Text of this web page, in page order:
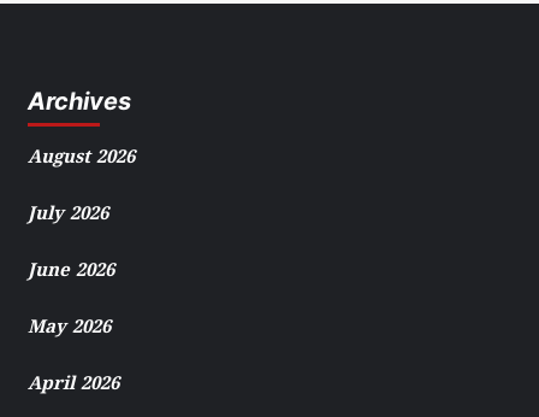
Archives
August 2026
July 2026
June 2026
May 2026
April 2026